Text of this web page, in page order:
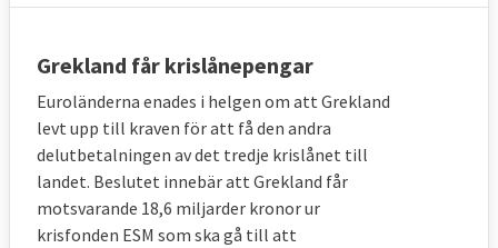
Grekland får krislånepengar
Euroländerna enades i helgen om att Grekland
levt upp till kraven för att få den andra
delutbetalningen av det tredje krislånet till
landet. Beslutet innebär att Grekland får
motsvarande 18,6 miljarder kronor ur
krisfonden ESM som ska gå till att